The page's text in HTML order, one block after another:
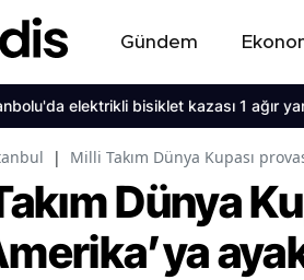
Gündem
elektrikli bisiklet kazası 1 ağır yaralı
| Milli Takım Dünya Kupası
Dünya